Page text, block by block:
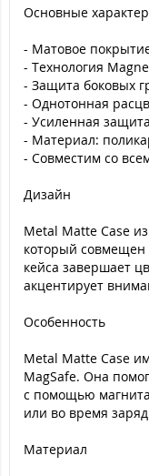
Основные
- Матовое
- Технология
- Защита боковых
- Однотонная
- Усиленная
- Материал:
- Совместим со
Дизайн
Metal Matte Case
который
кейса завершает
акцентирует
Особенность
Metal Matte Case
MagSafe. Она
с помощью
или во время
Материал